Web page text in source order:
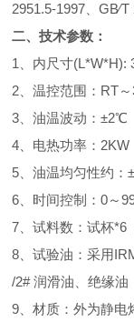
2951.5-1997、GB∕T
二、技术参数：
1、内尺寸(L*W*H):
2、温控范围： RT～
3、油温波动：±2℃
4、电热功率：2KW
5、油温均匀性约：±
6、时间控制：0～
7、试料数：试杯*6
8、试验油：采用
/2# 润滑油、绝缘油
9、材质：外为静电